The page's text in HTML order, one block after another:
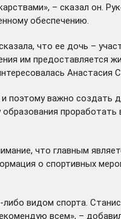
– сказал он.
обеспечению.
что ее дочь –
им предоставляется
Анастасия
поэтому важно создать
проработать
что главным
о спортивных
видом спорта.
всем», –